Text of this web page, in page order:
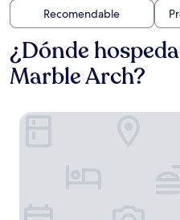
Recomendable
¿Dónde
Marble Arch?
Henry's Townhouse